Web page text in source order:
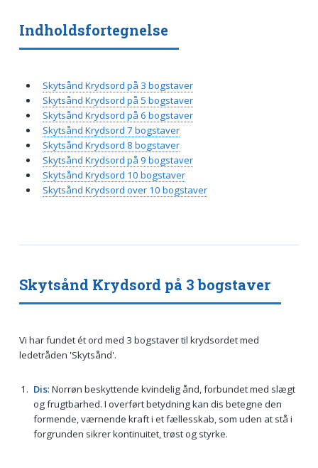
Skytsånd Krydsord på 3 bogstaver
Vi har fundet ét ord med 3 bogstaver til krydsordet med
ledetråden 'Skytsånd'.
Dis: Norrøn beskyttende kvindelig ånd, forbundet med slægt
og frugtbarhed. I overført betydning kan dis betegne den
formende, værnende kraft i et fællesskab, som uden at stå i
forgrunden sikrer kontinuitet, trøst og styrke.
Indholdsfortegnelse
Skytsånd Krydsord på 3 bogstaver
Skytsånd Krydsord på 5 bogstaver
Skytsånd Krydsord på 6 bogstaver
Skytsånd Krydsord 7 bogstaver
Skytsånd Krydsord 8 bogstaver
Skytsånd Krydsord på 9 bogstaver
Skytsånd Krydsord 10 bogstaver
Skytsånd Krydsord over 10 bogstaver